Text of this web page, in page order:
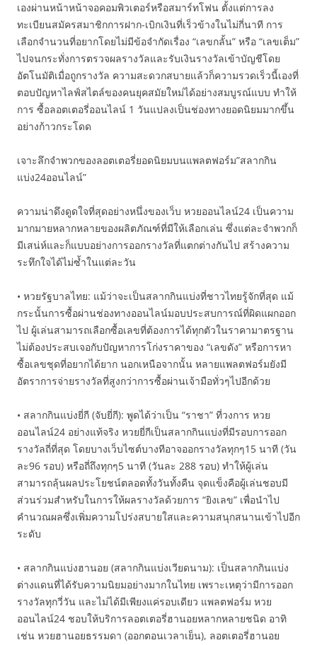
เองผ่านหน้าหน้าจอคอมพิวเตอร์หรือสมาร์ทโฟน ตั้งแต่การลง
ทะเบียนสมัครสมาชิกการฝาก-เบิกเงินที่เร็วข้างในไม่กี่นาที การ
เลือกจำนวนที่อยากโดยไม่มีข้อจำกัดเรื่อง “เลขกลั้น” หรือ “เลขเต็ม”
ไปจนกระทั่งการตรวจผลรางวัลและรับเงินรางวัลเข้าบัญชีโดย
อัตโนมัติเมื่อถูกรางวัล ความสะดวกสบายแล้วก็ความรวดเร็วนี้เองที่
ตอบปัญหาไลฟ์สไตล์ของคนยุคสมัยใหม่ได้อย่างสมบูรณ์แบบ ทำให้
การ ซื้อลอตเตอรี่ออนไลน์ 1 วันแปลงเป็นช่องทางยอดนิยมมากขึ้น
อย่างก้าวกระโดด
เจาะลึกจำพวกของลอตเตอรี่ยอดนิยมบนแพลตฟอร์ม”สลากกิน
แบ่ง24ออนไลน์”
ความน่าดึงดูดใจที่สุดอย่างหนึ่งของเว็บ หวยออนไลน์24 เป็นความ
มากมายหลากหลายของผลิตภัณฑ์ที่มีให้เลือกเล่น ซึ่งแต่ละจำพวกก็
มีเสน่ห์และก็แบบอย่างการออกรางวัลที่แตกต่างกันไป สร้างความ
ระทึกใจได้ไม่ซ้ำในแต่ละวัน
• หวยรัฐบาลไทย: แม้ว่าจะเป็นสลากกินแบ่งที่ชาวไทยรู้จักที่สุด แม้
กระนั้นการซื้อผ่านช่องทางออนไลน์มอบประสบการณ์ที่ผิดแผกออก
ไป ผู้เล่นสามารถเลือกซื้อเลขที่ต้องการได้ทุกตัวในราคามาตรฐาน
ไม่ต้องประสบเจอกับปัญหาการโก่งราคาของ “เลขดัง” หรือการหา
ซื้อเลขชุดที่อยากได้ยาก นอกเหนือจากนั้น หลายแพลตฟอร์มยังมี
อัตราการจ่ายรางวัลที่สูงกว่าการซื้อผ่านเจ้ามือทั่วๆไปอีกด้วย
• สลากกินแบ่งยี่กี (จับยี่กี): พูดได้ว่าเป็น “ราชา” ที่วงการ หวย
ออนไลน์24 อย่างแท้จริง หวยยี่กีเป็นสลากกินแบ่งที่มีรอบการออก
รางวัลถี่ที่สุด โดยบางเว็บไซต์บางทีอาจออกรางวัลทุกๆ15 นาที (วัน
ละ96 รอบ) หรือถี่ถึงทุกๆ5 นาที (วันละ 288 รอบ) ทำให้ผู้เล่น
สามารถลุ้นผลประโยชน์ตลอดทั้งวันทั้งคืน จุดแข็งคือผู้เล่นชอบมี
ส่วนร่วมสำหรับในการให้ผลรางวัลด้วยการ “ยิงเลข” เพื่อนำไป
คำนวณผลซึ่งเพิ่มความโปร่งสบายใสและความสนุกสนานเข้าไปอีก
ระดับ
• สลากกินแบ่งฮานอย (สลากกินแบ่งเวียดนาม): เป็นสลากกินแบ่ง
ต่างแดนที่ได้รับความนิยมอย่างมากในไทย เพราะเหตุว่ามีการออก
รางวัลทุกวี่วัน และไม่ได้มีเพียงแค่รอบเดียว แพลตฟอร์ม หวย
ออนไลน์24 ชอบให้บริการลอตเตอรี่ฮานอยหลากหลายชนิด อาทิ
เช่น หวยฮานอยธรรมดา (ออกตอนเวลาเย็น), ลอตเตอรี่ฮานอย